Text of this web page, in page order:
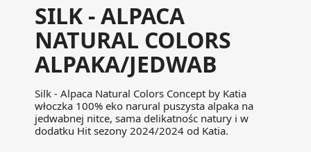
SILK - ALPACA
NATURAL COLORS
ALPAKA/JEDWAB
Silk - Alpaca Natural Colors Concept by Katia
włoczka 100% eko narural puszysta alpaka na
jedwabnej nitce, sama delikatnośc natury i w
dodatku Hit sezony 2024/2024 od Katia.